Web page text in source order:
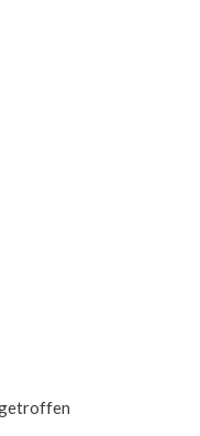
getroffen